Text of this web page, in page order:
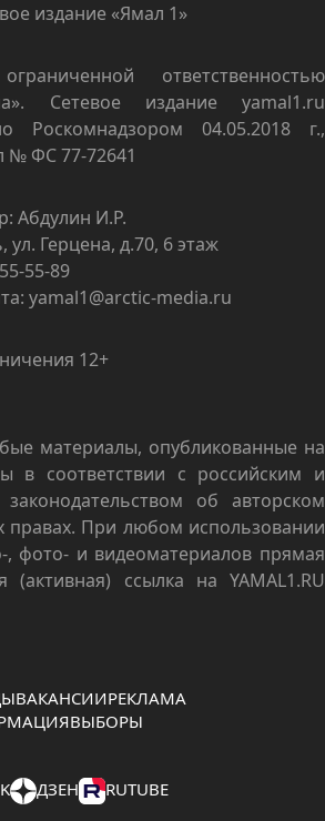
издание «Ямал 1»
ответственностью
Сетевое издание yamal1.ru
Роскомнадзором 04.05.2018 г.,
№ ФС 77-72641
Абдулин И.Р.
ул. Герцена, д.70, 6 этаж
55-89
yamal1@arctic-media.ru
12+
материалы, опубликованные на
в соответствии с российским и
об авторском
правах. При любом использовании
, фото- и видеоматериалов прямая
(активная) ссылка на YAMAL1.RU
ВАКАНСИИРЕКЛАМА
ВЫБОРЫ
ДЗЕН RUTUBE